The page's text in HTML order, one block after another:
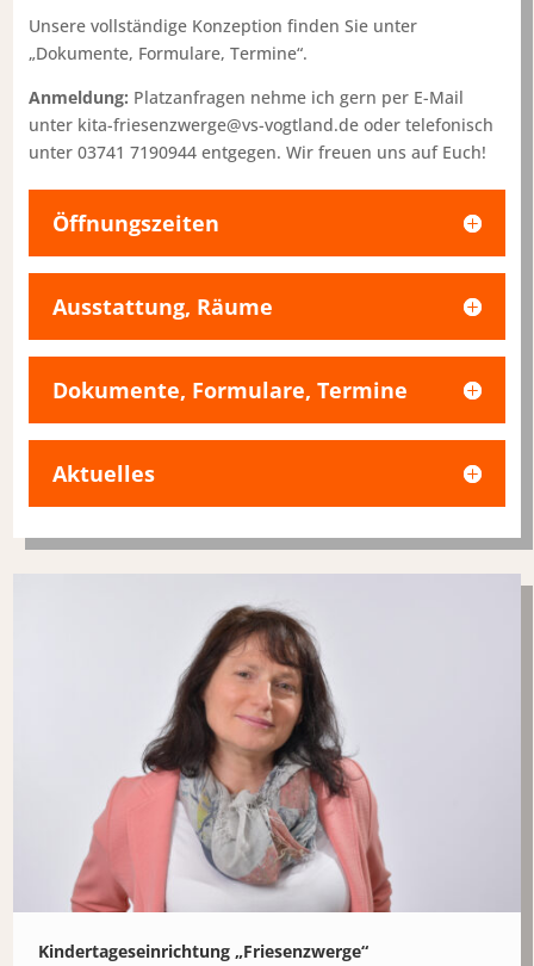
Kindertageseinrichtung „Friesenzwerge“
Unsere vollständige Konzeption finden Sie unter
„Dokumente, Formulare, Termine“.
Anmeldung: Platzanfragen nehme ich gern per E-Mail
unter kita-friesenzwerge@vs-vogtland.de oder telefonisch
unter 03741 7190944 entgegen. Wir freuen uns auf Euch!
Öffnungszeiten
Ausstattung, Räume
Dokumente, Formulare, Termine
Aktuelles